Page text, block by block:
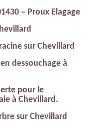
– Proux Elagage
sur Chevillard
dessouchage à
pour le
à Chevillard.
sur Chevillard